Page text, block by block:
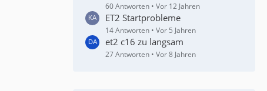
60 Antworten Vor 12 Jahren
ET2 Startprobleme
14 Antworten Vor 5 Jahren
et2 c16 zu langsam
27 Antworten Vor 8 Jahren